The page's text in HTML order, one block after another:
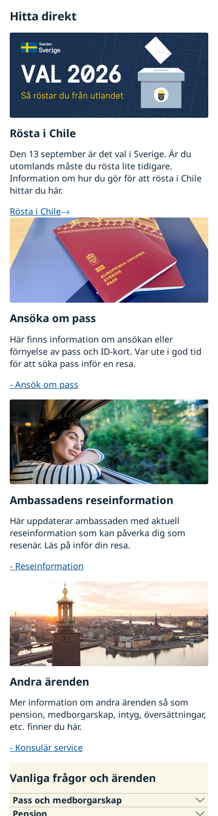
Hitta direkt
Rösta i Chile
Den 13 september är det val i Sverige. Är du
utomlands måste du rösta lite tidigare.
Information om hur du gör för att rösta i Chile
hittar du här.
Rösta i Chile
Ansöka om pass
Här finns information om ansökan eller
förnyelse av pass och ID-kort. Var ute i god tid
för att söka pass inför en resa.
- Ansök om pass
Ambassadens reseinformation
Här uppdaterar ambassaden med aktuell
reseinformation som kan påverka dig som
resenär. Läs på inför din resa.
- Reseinformation
Andra ärenden
Mer information om andra ärenden så som
pension, medborgarskap, intyg, översättningar,
etc. finner du här.
- Konsulär service
Vanliga frågor och ärenden
Pass och medborgarskap
Pension